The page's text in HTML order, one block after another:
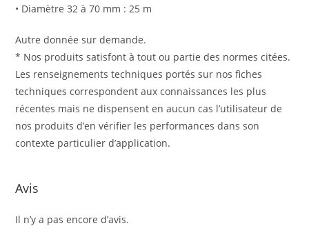
• Diamètre 32 à 70 mm : 25 m
Autre donnée sur demande.
* Nos produits satisfont à tout ou partie des normes citées.
Les renseignements techniques portés sur nos fiches
techniques correspondent aux connaissances les plus
récentes mais ne dispensent en aucun cas l’utilisateur de
nos produits d’en vérifier les performances dans son
contexte particulier d’application.
Avis
Il n’y a pas encore d’avis.